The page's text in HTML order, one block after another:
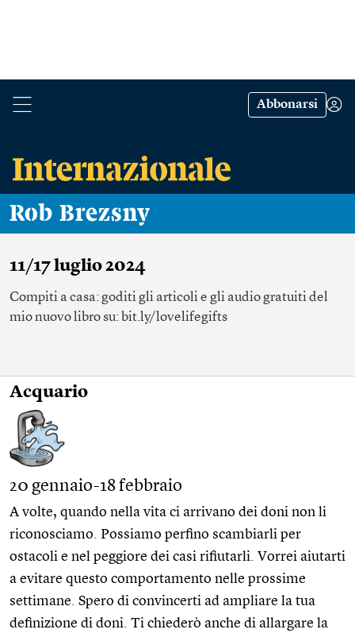
Abbonarsi
Rob Brezsny
11/17 luglio 2024
Compiti a casa: goditi gli articoli e gli audio gratuiti del
mio nuovo libro su: bit.ly/lovelifegifts
Acquario
20 gennaio-18 febbraio
A volte, quando nella vita ci arrivano dei doni non li
riconosciamo. Possiamo perfino scambiarli per
ostacoli e nel peggiore dei casi rifiutarli. Vorrei aiutarti
a evitare questo comportamento nelle prossime
settimane. Spero di convincerti ad ampliare la tua
definizione di doni. Ti chiederò anche di allargare la